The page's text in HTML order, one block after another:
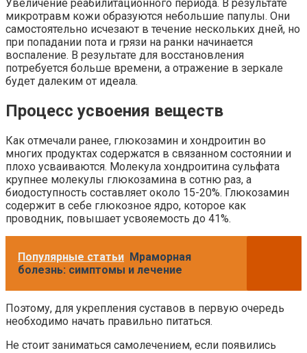
Увеличение реабилитационного периода. В результате
микротравм кожи образуются небольшие папулы. Они
самостоятельно исчезают в течение нескольких дней, но
при попадании пота и грязи на ранки начинается
воспаление. В результате для восстановления
потребуется больше времени, а отражение в зеркале
будет далеким от идеала.
Процесс усвоения веществ
Как отмечали ранее, глюкозамин и хондроитин во
многих продуктах содержатся в связанном состоянии и
плохо усваиваются. Молекула хондроитина сульфата
крупнее молекулы глюкозамина в сотню раз, а
биодоступность составляет около 15-20%. Глюкозамин
содержит в себе глюкозное ядро, которое как
проводник, повышает усвояемость до 41%.
Популярные статьи Мраморная
болезнь: симптомы и лечение
Поэтому, для укрепления суставов в первую очередь
необходимо начать правильно питаться.
Не стоит заниматься самолечением, если появились